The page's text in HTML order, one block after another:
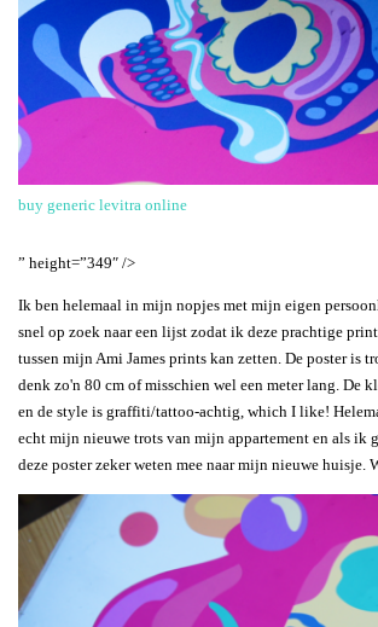
buy generic levitra online
” height=”349″ />
Ik ben helemaal in mijn nopjes met mijn eigen
snel op zoek naar een lijst zodat ik deze prachtige
tussen mijn Ami James prints kan zetten. De poster is
denk zo'n 80 cm of misschien wel een meter lang. De
en de style is graffiti/tattoo-achtig, which I like!
echt mijn nieuwe trots van mijn appartement en als ik
deze poster zeker weten mee naar mijn nieuwe huisje.